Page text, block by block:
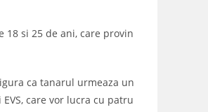
si 25 de ani, care provin
ca tanarul urmeaza un
care vor lucra cu patru